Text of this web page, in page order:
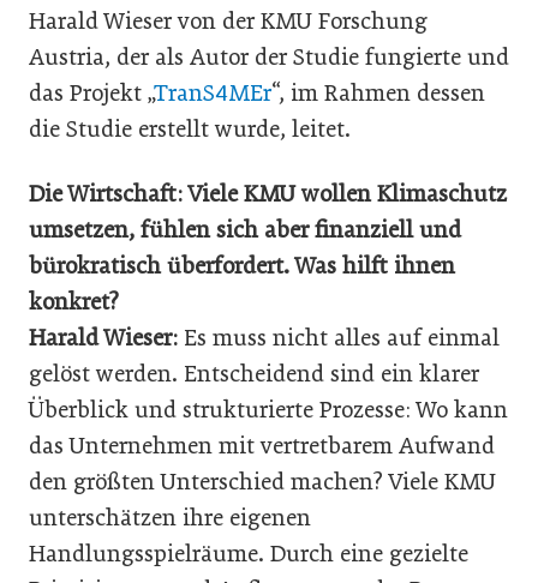
Harald Wieser von der KMU Forschung
Austria, der als Autor der Studie fungierte und
das Projekt „TranS4MEr“, im Rahmen dessen
die Studie erstellt wurde, leitet.
Die Wirtschaft: Viele KMU wollen Klimaschutz
umsetzen, fühlen sich aber finanziell und
bürokratisch überfordert. Was hilft ihnen
konkret?
Harald Wieser: Es muss nicht alles auf einmal
gelöst werden. Entscheidend sind ein klarer
Überblick und strukturierte Prozesse: Wo kann
das Unternehmen mit vertretbarem Aufwand
den größten Unterschied machen? Viele KMU
unterschätzen ihre eigenen
Handlungsspielräume. Durch eine gezielte